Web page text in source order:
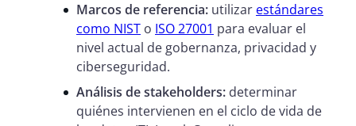
Marcos de referencia: utilizar estándares
como NIST o ISO 27001 para evaluar el
nivel actual de gobernanza, privacidad y
ciberseguridad.
Análisis de stakeholders: determinar
quiénes intervienen en el ciclo de vida de